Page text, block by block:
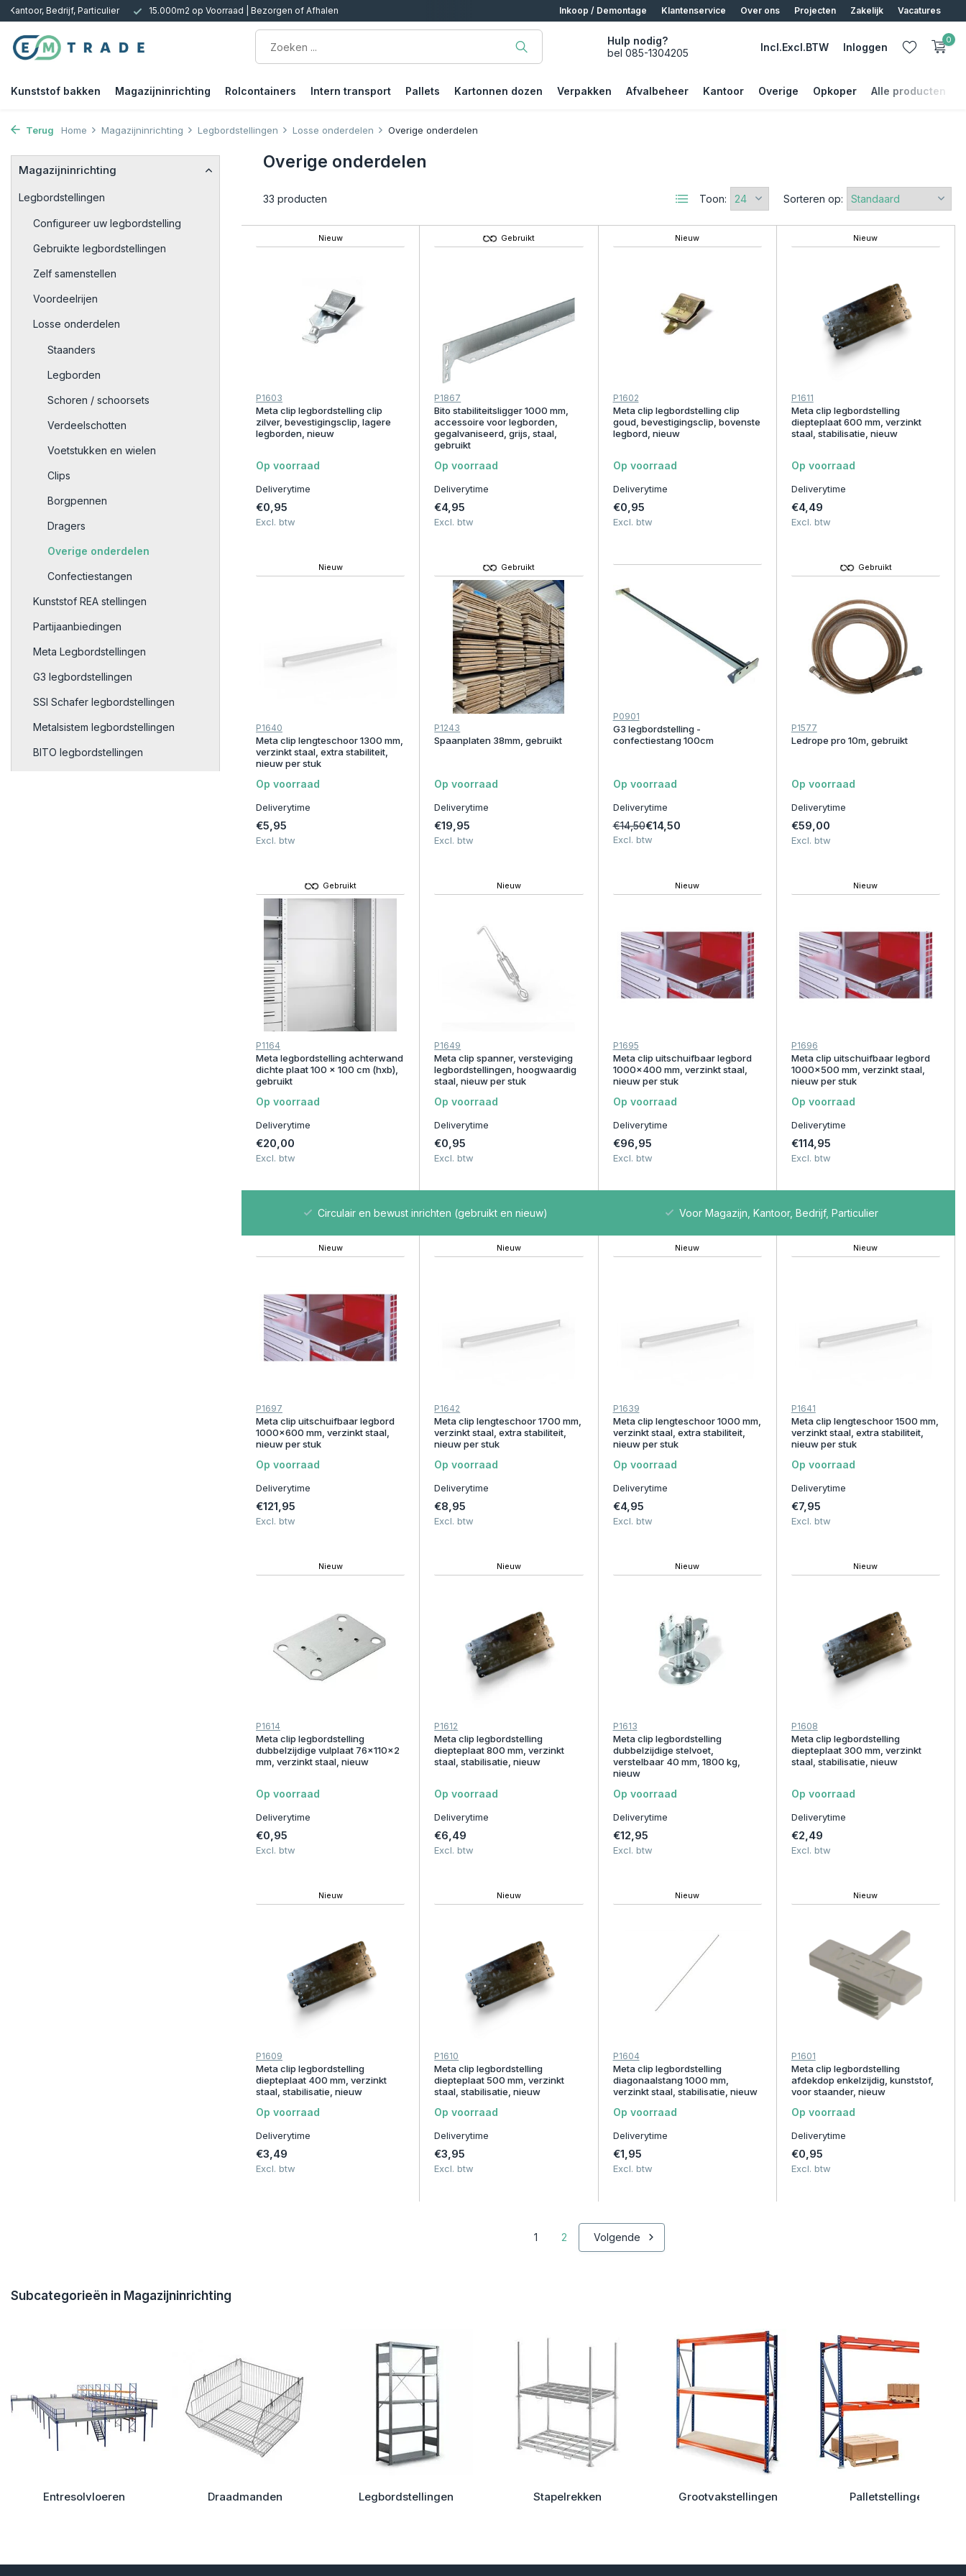
Kantoor, Bedrijf, Particulier 15.000m2 op Voorraad | Bezorgen of Afhalen Inkoop / Demontage Klantenservice Over ons Projecten Zakelijk Vacatures
Hulp nodig?
bel 085-1304205
Incl.Excl.BTW Inloggen
0
Kunststof bakken Magazijninrichting Rolcontainers Intern transport Pallets Kartonnen dozen Verpakken Afvalbeheer Kantoor Overige Opkoper Alle producten
Terug Home Magazijninrichting Legbordstellingen Losse onderdelen Overige onderdelen
Magazijninrichting
Legbordstellingen
Configureer uw legbordstelling
Gebruikte legbordstellingen
Zelf samenstellen
Voordeelrijen
Losse onderdelen
Staanders
Legborden
Schoren / schoorsets
Verdeelschotten
Voetstukken en wielen
Clips
Borgpennen
Dragers
Overige onderdelen
Confectiestangen
Kunststof REA stellingen
Partijaanbiedingen
Meta Legbordstellingen
G3 legbordstellingen
SSI Schafer legbordstellingen
Metalsistem legbordstellingen
BITO legbordstellingen
Overige onderdelen
33 producten Toon: Sorteren op:
Nieuw
P1603
Meta clip legbordstelling clip
zilver, bevestigingsclip, lagere
legborden, nieuw
Op voorraad
Deliverytime
€0,95
Excl. btw
Gebruikt
P1867
Bito stabiliteitsligger 1000 mm,
accessoire voor legborden,
gegalvaniseerd, grijs, staal,
gebruikt
Op voorraad
Deliverytime
€4,95
Excl. btw
Nieuw
P1602
Meta clip legbordstelling clip
goud, bevestigingsclip, bovenste
legbord, nieuw
Op voorraad
Deliverytime
€0,95
Excl. btw
Nieuw
P1611
Meta clip legbordstelling
diepteplaat 600 mm, verzinkt
staal, stabilisatie, nieuw
Op voorraad
Deliverytime
€4,49
Excl. btw
Nieuw
P1640
Meta clip lengteschoor 1300 mm,
verzinkt staal, extra stabiliteit,
nieuw per stuk
Op voorraad
Deliverytime
€5,95
Excl. btw
Gebruikt
P1243
Spaanplaten 38mm, gebruikt
Op voorraad
Deliverytime
€19,95
Excl. btw
P0901
G3 legbordstelling -
confectiestang 100cm
Op voorraad
Deliverytime
€14,50€14,50
Excl. btw
Gebruikt
P1577
Ledrope pro 10m, gebruikt
Op voorraad
Deliverytime
€59,00
Excl. btw
Gebruikt
P1164
Meta legbordstelling achterwand
dichte plaat 100 x 100 cm (hxb),
gebruikt
Op voorraad
Deliverytime
€20,00
Excl. btw
Nieuw
P1649
Meta clip spanner, versteviging
legbordstellingen, hoogwaardig
staal, nieuw per stuk
Op voorraad
Deliverytime
€0,95
Excl. btw
Nieuw
P1695
Meta clip uitschuifbaar legbord
1000x400 mm, verzinkt staal,
nieuw per stuk
Op voorraad
Deliverytime
€96,95
Excl. btw
Nieuw
P1696
Meta clip uitschuifbaar legbord
1000x500 mm, verzinkt staal,
nieuw per stuk
Op voorraad
Deliverytime
€114,95
Excl. btw
Circulair en bewust inrichten (gebruikt en nieuw) Voor Magazijn, Kantoor, Bedrijf, Particulier
Nieuw
P1697
Meta clip uitschuifbaar legbord
1000x600 mm, verzinkt staal,
nieuw per stuk
Op voorraad
Deliverytime
€121,95
Excl. btw
Nieuw
P1642
Meta clip lengteschoor 1700 mm,
verzinkt staal, extra stabiliteit,
nieuw per stuk
Op voorraad
Deliverytime
€8,95
Excl. btw
Nieuw
P1639
Meta clip lengteschoor 1000 mm,
verzinkt staal, extra stabiliteit,
nieuw per stuk
Op voorraad
Deliverytime
€4,95
Excl. btw
Nieuw
P1641
Meta clip lengteschoor 1500 mm,
verzinkt staal, extra stabiliteit,
nieuw per stuk
Op voorraad
Deliverytime
€7,95
Excl. btw
Nieuw
P1614
Meta clip legbordstelling
dubbelzijdige vulplaat 76x110x2
mm, verzinkt staal, nieuw
Op voorraad
Deliverytime
€0,95
Excl. btw
Nieuw
P1612
Meta clip legbordstelling
diepteplaat 800 mm, verzinkt
staal, stabilisatie, nieuw
Op voorraad
Deliverytime
€6,49
Excl. btw
Nieuw
P1613
Meta clip legbordstelling
dubbelzijdige stelvoet,
verstelbaar 40 mm, 1800 kg,
nieuw
Op voorraad
Deliverytime
€12,95
Excl. btw
Nieuw
P1608
Meta clip legbordstelling
diepteplaat 300 mm, verzinkt
staal, stabilisatie, nieuw
Op voorraad
Deliverytime
€2,49
Excl. btw
Nieuw
P1609
Meta clip legbordstelling
diepteplaat 400 mm, verzinkt
staal, stabilisatie, nieuw
Op voorraad
Deliverytime
€3,49
Excl. btw
Nieuw
P1610
Meta clip legbordstelling
diepteplaat 500 mm, verzinkt
staal, stabilisatie, nieuw
Op voorraad
Deliverytime
€3,95
Excl. btw
Nieuw
P1604
Meta clip legbordstelling
diagonaalstang 1000 mm,
verzinkt staal, stabilisatie, nieuw
Op voorraad
Deliverytime
€1,95
Excl. btw
Nieuw
P1601
Meta clip legbordstelling
afdekdop enkelzijdig, kunststof,
voor staander, nieuw
Op voorraad
Deliverytime
€0,95
Excl. btw
1 2 Volgende
Subcategorieën in Magazijninrichting
Entresolvloeren Draadmanden Legbordstellingen Stapelrekken Grootvakstellingen Palletstellingen